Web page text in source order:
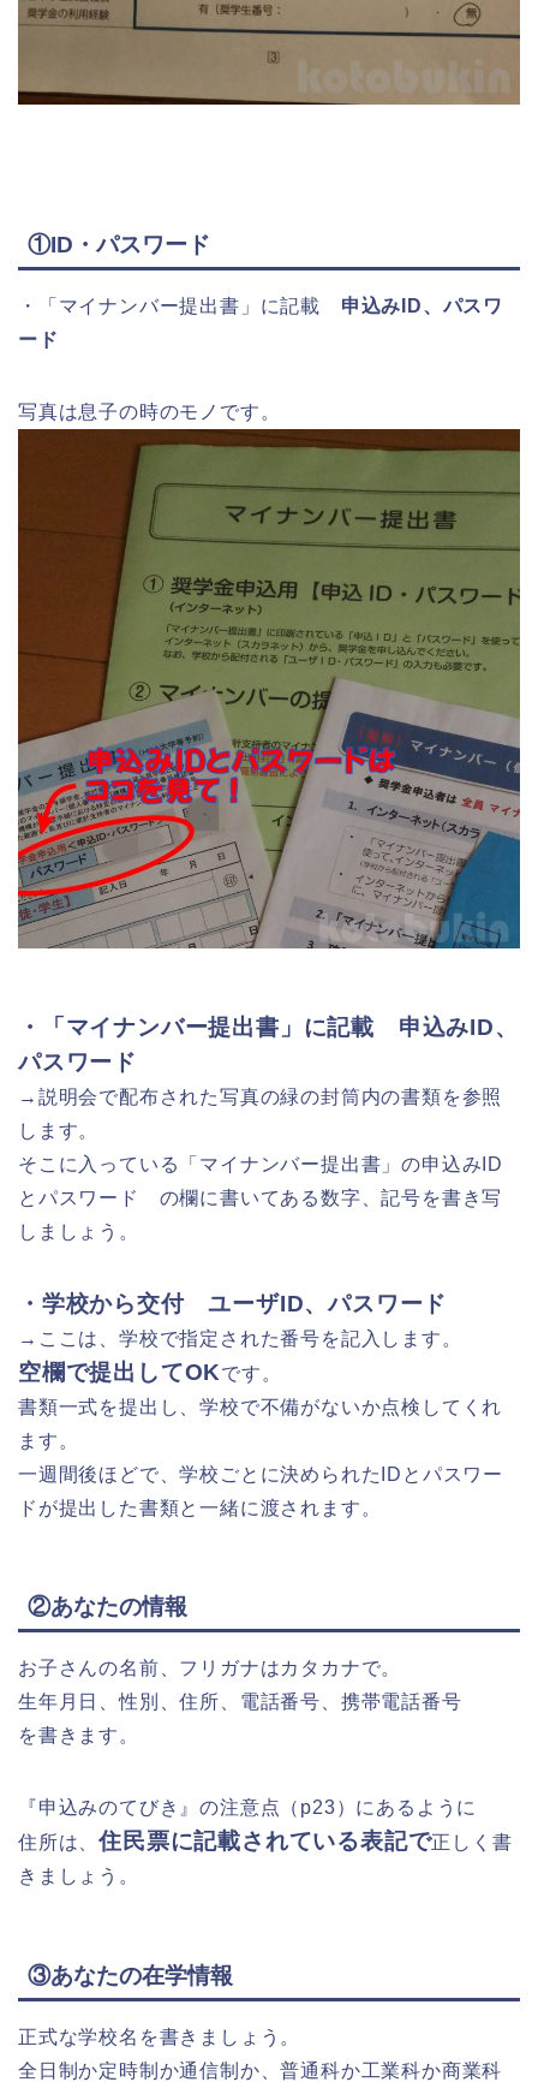
①ID・パスワード
・「マイナンバー提出書」に記載 申込みID、パスワ
ード
写真は息子の時のモノです。
・「マイナンバー提出書」に記載 申込みID、
パスワード
→説明会で配布された写真の緑の封筒内の書類を参照
します。
そこに入っている「マイナンバー提出書」の申込みID
とパスワード の欄に書いてある数字、記号を書き写
しましょう。
・学校から交付 ユーザID、パスワード
→ここは、学校で指定された番号を記入します。
空欄で提出してOKです。
書類一式を提出し、学校で不備がないか点検してくれ
ます。
一週間後ほどで、学校ごとに決められたIDとパスワー
ドが提出した書類と一緒に渡されます。
②あなたの情報
お子さんの名前、フリガナはカタカナで。
生年月日、性別、住所、電話番号、携帯電話番号
を書きます。
『申込みのてびき』の注意点（p23）にあるように
住所は、住民票に記載されている表記で正しく書
きましょう。
③あなたの在学情報
正式な学校名を書きましょう。
全日制か定時制か通信制か、普通科か工業科か商業科